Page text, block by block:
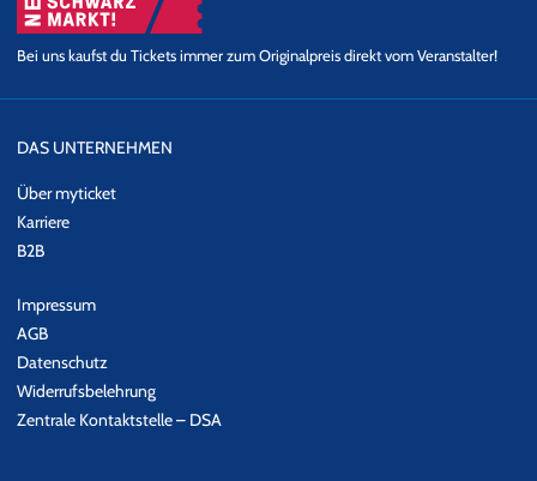
Bei uns kaufst du Tickets immer zum Originalpreis direkt vom Veranstalter!
DAS UNTERNEHMEN
Über myticket
Karriere
B2B
Impressum
AGB
Datenschutz
Widerrufsbelehrung
Zentrale Kontaktstelle – DSA